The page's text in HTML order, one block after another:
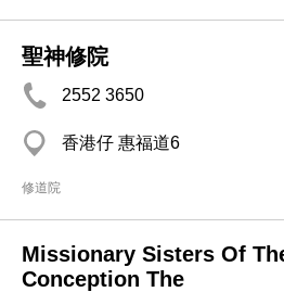
聖神修院
2552 3650
香港仔 惠福道6
修道院
Missionary Sisters Of
Conception The